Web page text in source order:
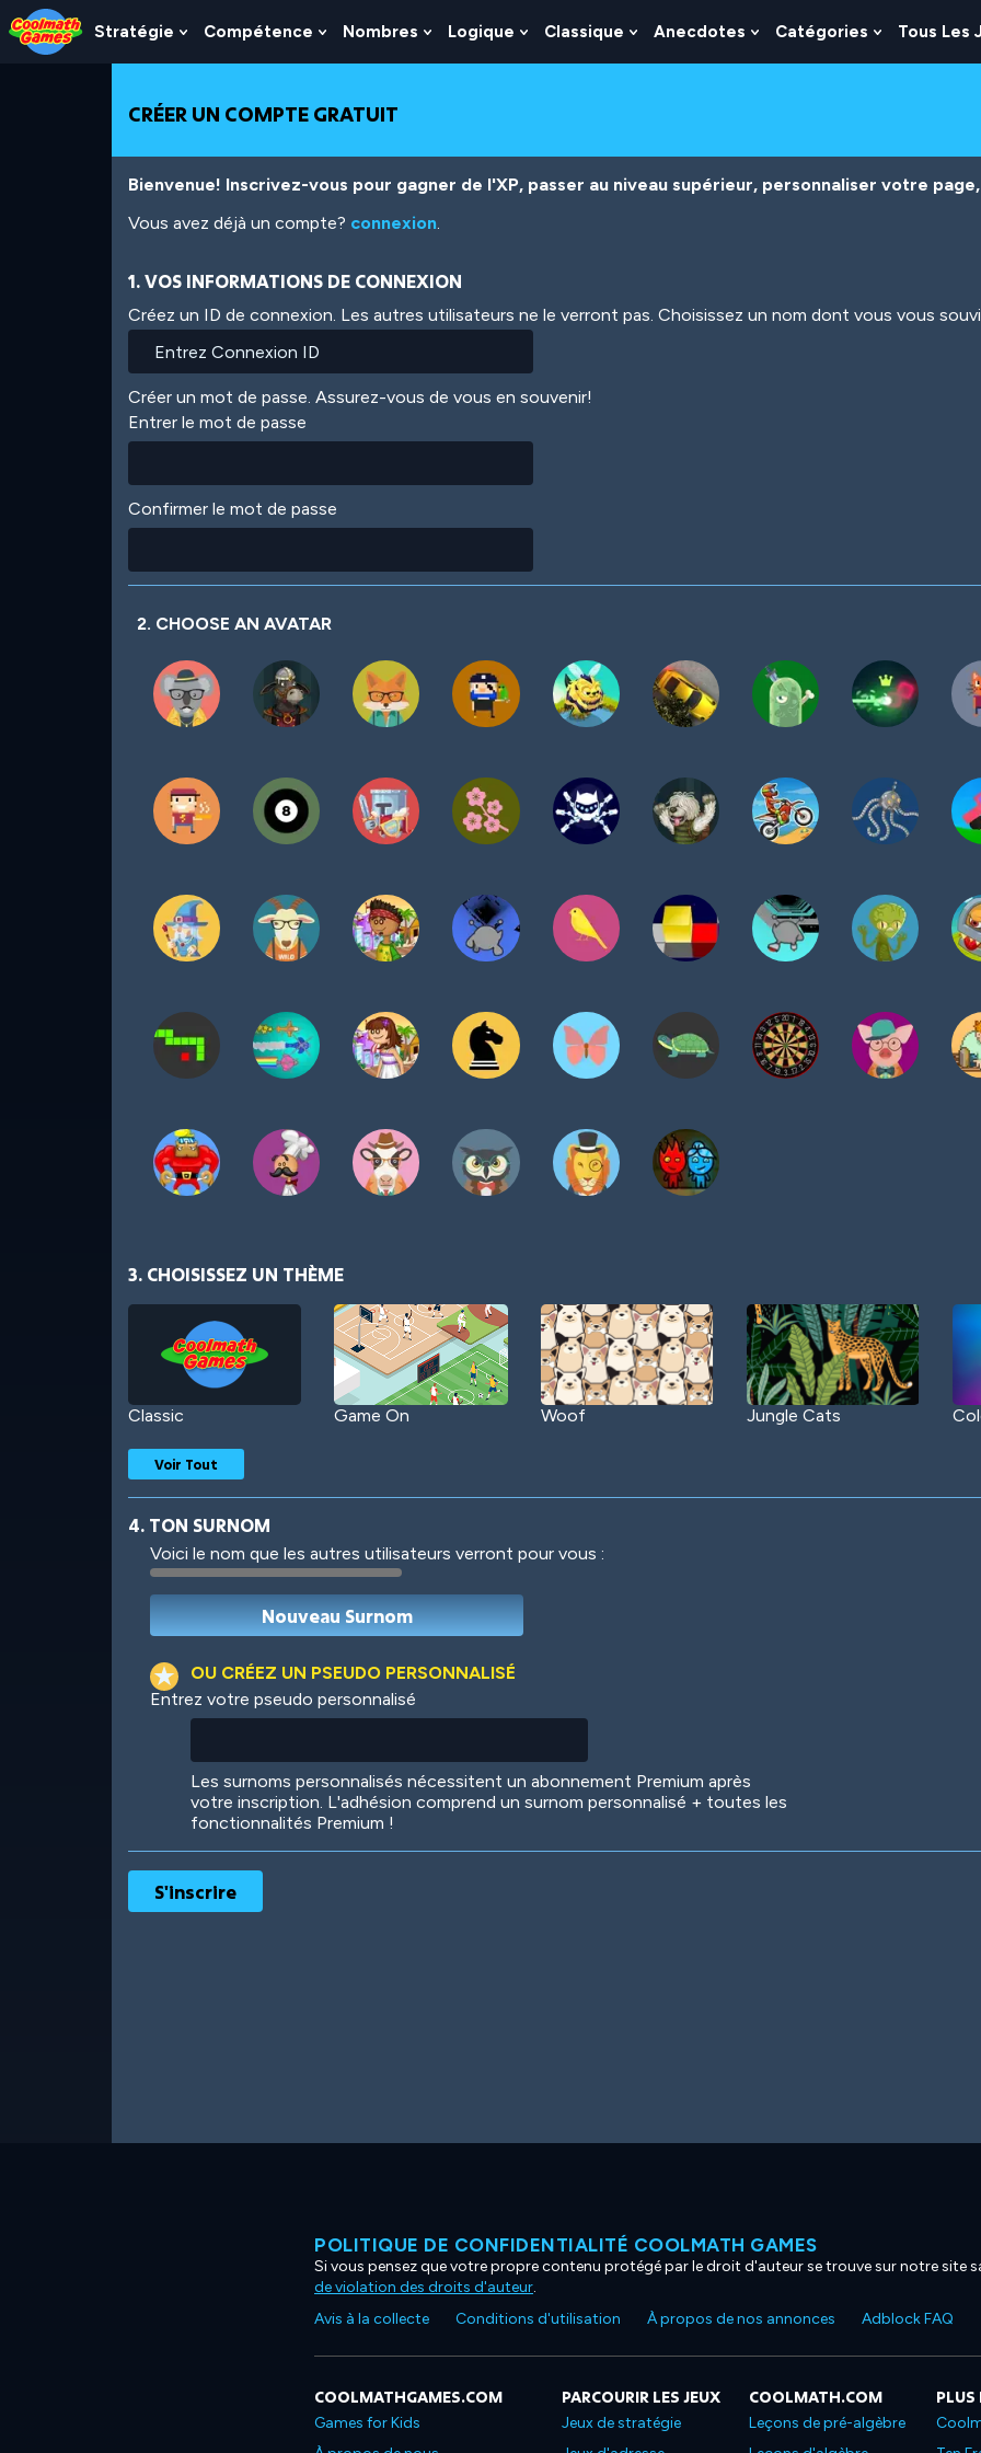
Skip
to
Top
Skip
to
Navigation
Skip
to
Main
Skip
to
Footer
Aller
au
contenu
Stratégie
Show
Submenu
Stratégie
Compétence
Show
Submenu
Compétence
Nombres
Show
Submenu
Logique
Show
Submenu
Classique
Show
Submenu
Anecdotes
Show
Submenu
Catégories
Show
Submenu
Tous Les
CRÉER UN COMPTE GRATUIT
Bienvenue! Inscrivez-vous pour gagner de l'XP, passer au niveau supérieur, personnaliser votre
Vous avez déjà un compte? connexion.
1. VOS INFORMATIONS DE CONNEXION
Créez un ID de connexion. Les autres utilisateurs ne le verront pas. Choisissez un nom dont vous vous
Créer un mot de passe. Assurez-vous de vous en souvenir!
Entrer le mot de passe
Confirmer le mot de passe
2. CHOOSE AN AVATAR
3. CHOISISSEZ UN THÈME
Classic Game On Woof Jungle Cats
Robotic International
Ooh! Aah!
Voir Tout
4. TON SURNOM
Voici le nom que les autres utilisateurs verront pour vous :
OU CRÉEZ UN PSEUDO PERSONNALISÉ
Entrez votre pseudo personnalisé
Les surnoms personnalisés nécessitent un abonnement Premium après
votre inscription. L'adhésion comprend un surnom personnalisé + toutes les
fonctionnalités Premium !
POLITIQUE DE CONFIDENTIALITÉ COOLMATH GAMES
Si vous pensez que votre propre contenu protégé par le droit d'auteur se trouve sur notre site
de violation des droits d'auteur.
Avis à la collecte
Conditions d'utilisation À propos de nos annonces Adblock FAQ
COOLMATHGAMES.COM
Games for Kids
PARCOURIR LES JEUX
Jeux de stratégie
COOLMATH.COM
Leçons de pré-algèbre
PLUS